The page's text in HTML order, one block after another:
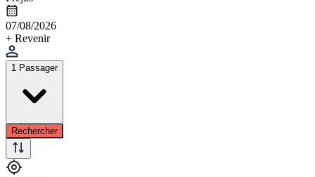
07/08/2026
+ Revenir
1 Passager
Rechercher